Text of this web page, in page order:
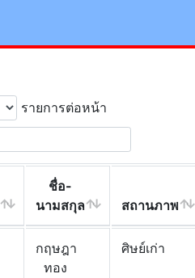
รายการต่อหน้า
ชื่อ-
นามสกุล
สถานภาพ
กฤษฎา
ทอง
ศิษย์เก่า